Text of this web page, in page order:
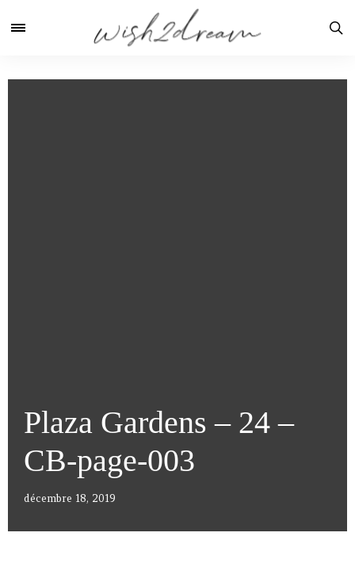
Plaza Gardens – 24 –
CB-page-003
décembre 18, 2019